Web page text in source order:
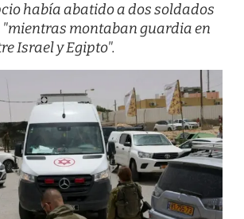
había abatido a dos soldados
montaban guardia en
Israel y Egipto".